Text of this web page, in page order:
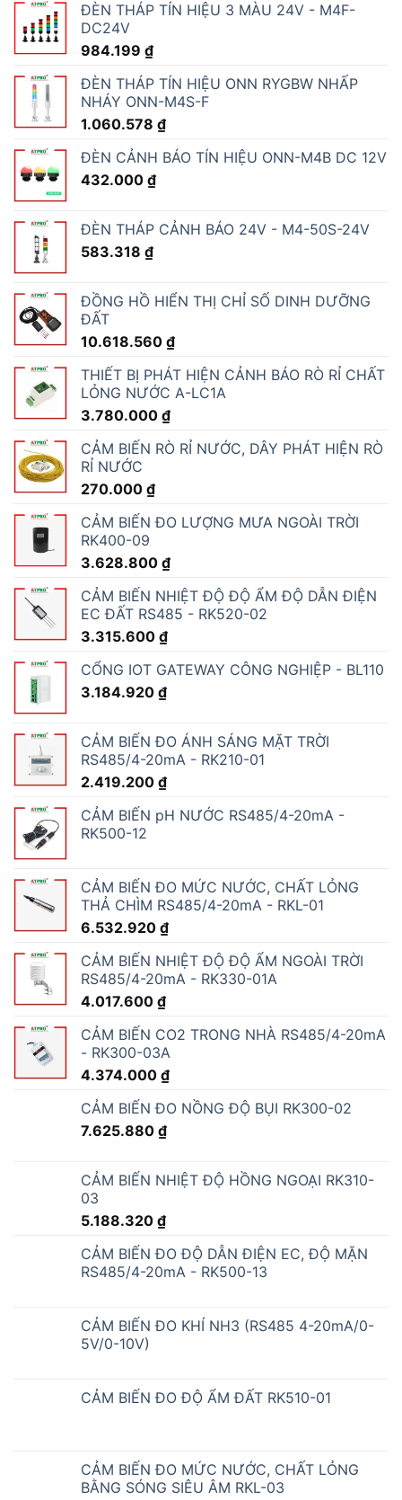
ĐÈN THÁP TÍN HIỆU 3 MÀU 24V - M4F-
DC24V
984.199 ₫
ĐÈN THÁP TÍN HIỆU ONN RYGBW NHẤP
NHÁY ONN-M4S-F
1.060.578 ₫
ĐÈN CẢNH BÁO TÍN HIỆU ONN-M4B DC 12V
432.000 ₫
ĐÈN THÁP CẢNH BÁO 24V - M4-50S-24V
583.318 ₫
ĐỒNG HỒ HIỂN THỊ CHỈ SỐ DINH DƯỠNG
ĐẤT
10.618.560 ₫
THIẾT BỊ PHÁT HIỆN CẢNH BÁO RÒ RỈ CHẤT
LỎNG NƯỚC A-LC1A
3.780.000 ₫
CẢM BIẾN RÒ RỈ NƯỚC, DÂY PHÁT HIỆN RÒ
RỈ NƯỚC
270.000 ₫
CẢM BIẾN ĐO LƯỢNG MƯA NGOÀI TRỜI
RK400-09
3.628.800 ₫
CẢM BIẾN NHIỆT ĐỘ ĐỘ ẨM ĐỘ DẪN ĐIỆN
EC ĐẤT RS485 - RK520-02
3.315.600 ₫
CỔNG IOT GATEWAY CÔNG NGHIỆP - BL110
3.184.920 ₫
CẢM BIẾN ĐO ÁNH SÁNG MẶT TRỜI
RS485/4-20mA - RK210-01
2.419.200 ₫
CẢM BIẾN pH NƯỚC RS485/4-20mA -
RK500-12
CẢM BIẾN ĐO MỨC NƯỚC, CHẤT LỎNG
THẢ CHÌM RS485/4-20mA - RKL-01
6.532.920 ₫
CẢM BIẾN NHIỆT ĐỘ ĐỘ ẨM NGOÀI TRỜI
RS485/4-20mA - RK330-01A
4.017.600 ₫
CẢM BIẾN CO2 TRONG NHÀ RS485/4-20mA
- RK300-03A
4.374.000 ₫
CẢM BIẾN ĐO NỒNG ĐỘ BỤI RK300-02
7.625.880 ₫
CẢM BIẾN NHIỆT ĐỘ HỒNG NGOẠI RK310-
03
5.188.320 ₫
CẢM BIẾN ĐO ĐỘ DẪN ĐIỆN EC, ĐỘ MẶN
RS485/4-20mA - RK500-13
CẢM BIẾN ĐO KHÍ NH3 (RS485 4-20mA/0-
5V/0-10V)
CẢM BIẾN ĐO ĐỘ ẨM ĐẤT RK510-01
CẢM BIẾN ĐO MỨC NƯỚC, CHẤT LỎNG
BẰNG SÓNG SIÊU ÂM RKL-03